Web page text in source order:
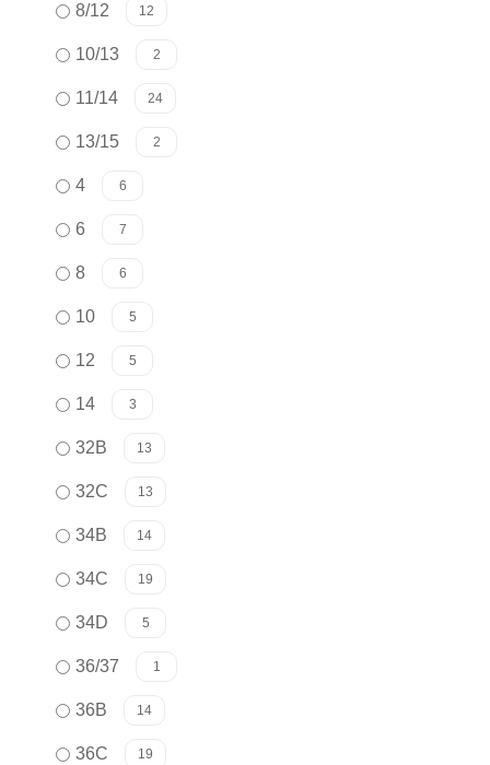
8/12 12
10/13 2
11/14 24
13/15 2
4 6
6 7
8 6
10 5
12 5
14 3
32B 13
32C 13
34B 14
34C 19
34D 5
36/37 1
36B 14
36C 19